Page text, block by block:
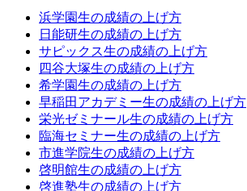
浜学園生の成績の上げ方
日能研生の成績の上げ方
サピックス生の成績の上げ方
四谷大塚生の成績の上げ方
希学園生の成績の上げ方
早稲田アカデミー生の成績の上げ方
栄光ゼミナール生の成績の上げ方
臨海セミナー生の成績の上げ方
市進学院生の成績の上げ方
啓明館生の成績の上げ方
啓進塾生の成績の上げ方